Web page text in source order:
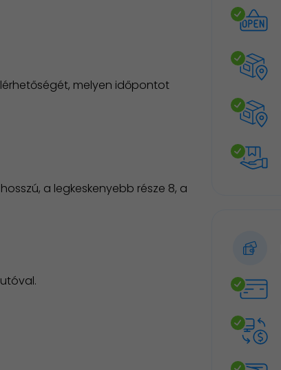
melyen időpontot
a legkeskenyebb része 8, a